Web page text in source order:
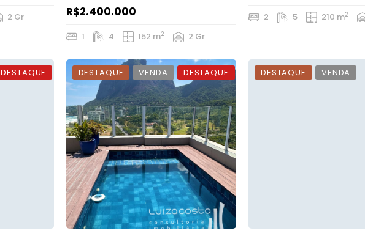
2 Gr R$2.400.000
1 4 152 m2 2 Gr
2 5 210 m2
DESTAQUE DESTAQUE VENDA DESTAQUE DESTAQUE VENDA